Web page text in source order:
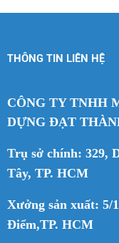
THÔNG TIN LIÊN HỆ
CÔNG TY TNHH
DỰNG ĐẠT
Trụ sở chính: 329,
Tây, TP. HCM
Xưởng sản xuất: 5/
Điểm,TP. HCM